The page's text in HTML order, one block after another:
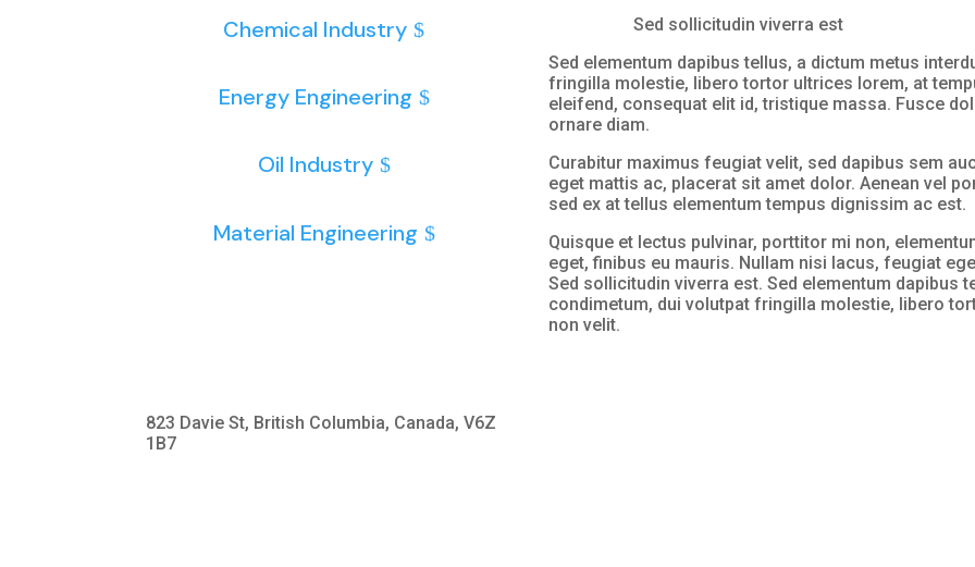
Chemical Industry
Energy Engineering
Oil Industry
Material Engineering
823 Davie St, British Columbia, Canada, V6Z
1B7
Sed sollicitudin viverra est
Sed elementum dapibus tellus, a dictum metus
fringilla molestie, libero tortor ultrices lorem, at
eleifend, consequat elit id, tristique massa. Fusce
ornare diam.
Curabitur maximus feugiat velit, sed dapibus sem
eget mattis ac, placerat sit amet dolor. Aenean vel
sed ex at tellus elementum tempus dignissim ac est.
Quisque et lectus pulvinar, porttitor mi non,
eget, finibus eu mauris. Nullam nisi lacus, feugiat
Sed sollicitudin viverra est. Sed elementum dapibus
condimetum, dui volutpat fringilla molestie, libero
non velit.